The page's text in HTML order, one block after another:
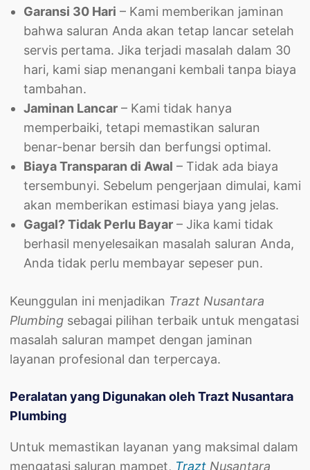
Garansi 30 Hari – Kami memberikan jaminan
bahwa saluran Anda akan tetap lancar setelah
servis pertama. Jika terjadi masalah dalam 30
hari, kami siap menangani kembali tanpa biaya
tambahan.
Jaminan Lancar– Kami tidak hanya
memperbaiki, tetapi memastikan saluran
benar-benar bersih dan berfungsi optimal.
Biaya Transparan di Awal – Tidak ada biaya
tersembunyi. Sebelum pengerjaan dimulai, kami
akan memberikan estimasi biaya yang jelas.
Gagal? Tidak Perlu Bayar– Jika kami tidak
berhasil menyelesaikan masalah saluran Anda,
Anda tidak perlu membayar sepeser pun.
Keunggulan ini menjadikan Trazt Nusantara
Plumbingsebagai pilihan terbaik untuk mengatasi
masalah saluran mampet dengan jaminan
layanan profesional dan terpercaya.
Peralatan yang Digunakan oleh Trazt Nusantara
Plumbing
Untuk memastikan layanan yang maksimal dalam
mengatasi saluran mampet, TraztNusantara